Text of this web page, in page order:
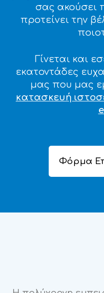
σας ακούσει
προτείνει την
Γίνεται και
εκατοντάδες
μας που μας
κατασκευή
Φόρμα